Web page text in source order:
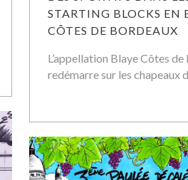
STARTING BLOCKS EN
CÔTES DE BORDEAUX
L’appellation Blaye Côtes
redémarre sur les chapeaux